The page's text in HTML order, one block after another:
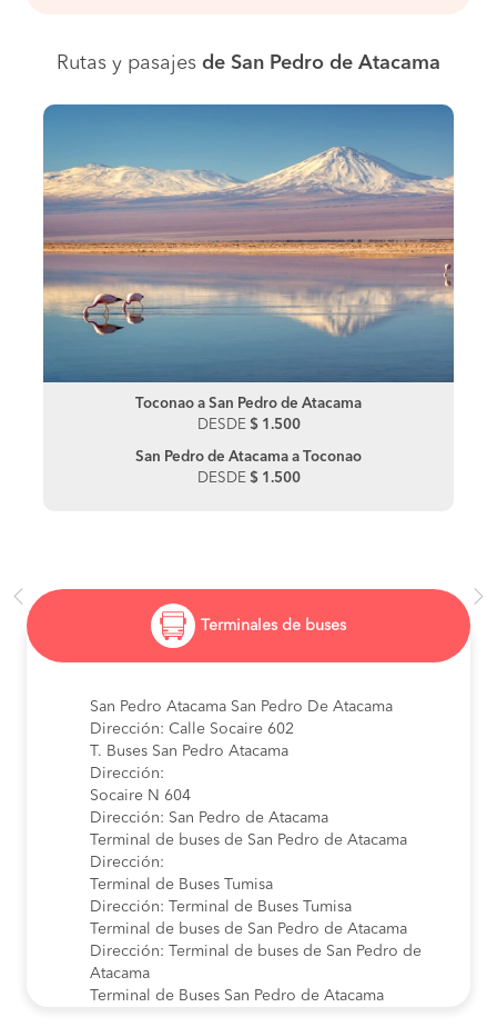
Rutas y pasajes de San Pedro de Atacama
Toconao a San Pedro de Atacama
DESDE $ 1.500
San Pedro de Atacama a Toconao
DESDE $ 1.500
Terminales de buses
San Pedro Atacama San Pedro De Atacama
Dirección: Calle Socaire 602
T. Buses San Pedro Atacama
Dirección:
Socaire N 604
Dirección: San Pedro de Atacama
Terminal de buses de San Pedro de Atacama
Dirección:
Terminal de Buses Tumisa
Dirección: Terminal de Buses Tumisa
Terminal de buses de San Pedro de Atacama
Dirección: Terminal de buses de San Pedro de
Atacama
Terminal de Buses San Pedro de Atacama